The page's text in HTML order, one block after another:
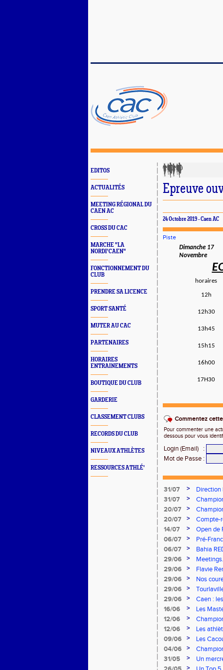
EDITOS
ACTUALITÉS
MEETING RÉGIONAL DU
CAEN AC
CROSS DU CAC
MARCHE "LA
NORDI'CAEN"
FONCTIONNEMENT DU
CLUB
PRENDRE SA LICENCE
SPORT SANTÉ
MUTER AU CAC
PARTENAIRES
HORAIRES
ENTRAINEMENTS
BOUTIQUE DU CLUB
GARDERIE
CLASSEMENT CLUBS
RECORDS DU CLUB
NIVEAUX ATHLÈTES
RESSOURCES ATHLÉ'
Epreuve
24 Octobre 2019 - Caen AC
Piste
Dimanche 17
Novembre
horaires
12h
12h30
13h45
15h15
16h00
17H30
Commentez
Pour commenter une
dessous pour vous
Login (Email)
:
Mot de Passe :
31/07 >
Direction
31/07
>
vous à
20/07 >
Stade
20/07 >
Compte-
14/07
>
Open de
06/07
>
Pré-
06/07
>
Bahia
29/06
>
concours
29/06 >
Flavie
brillent
29/06 >
Nos
29/06
>
29/06
>
Caen :
16/06
>
Les
12/06
>
12/06 >
Les
09/06
>
Les
04/06
>
rendez-
31/05 >
Un
>